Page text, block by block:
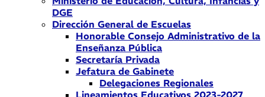
DGE
Dirección General de Escuelas
Honorable Consejo Administrativo de la
Enseñanza Pública
Secretaría Privada
Jefatura de Gabinete
Delegaciones Regionales
Lineamientos Educativos 2023-2027